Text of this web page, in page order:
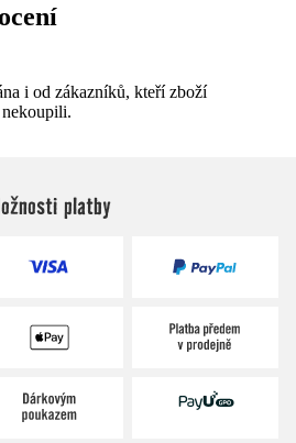
i od zákazníků, kteří zboží
platby